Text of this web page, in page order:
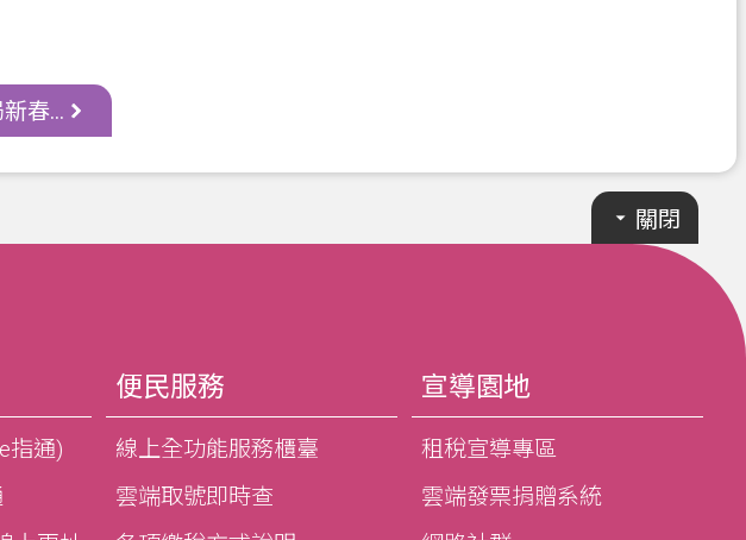
春...
關閉
指通)
便民服務
線上全功能服務櫃臺
雲端取號即時查
宣導園地
租稅宣導專區
雲端發票捐贈系統